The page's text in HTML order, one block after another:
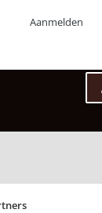
Aanmelden